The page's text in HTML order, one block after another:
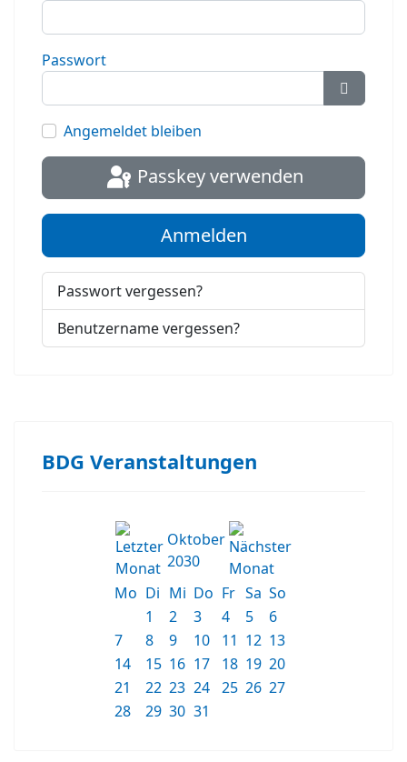
Passwort
Angemeldet bleiben
Passkey verwenden
Anmelden
Passwort vergessen?
Benutzername vergessen?
BDG Veranstaltungen
Oktober
2030
Mo Di Mi Do Fr Sa So
1
2 3 4 5
6
7
8 9 10 11 12 13
14
15 16 17 18 19 20
21
22 23 24 25 26 27
28
29 30 31